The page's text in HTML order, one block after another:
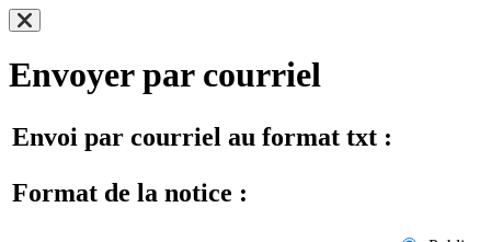
Envoyer par courriel
Envoi par courriel au format txt :
Format de la notice :